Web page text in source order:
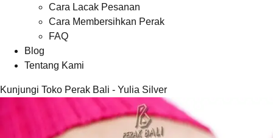
Cara Lacak Pesanan
Cara Membersihkan Perak
FAQ
Blog
Tentang Kami
Kunjungi Toko Perak Bali - Yulia Silver